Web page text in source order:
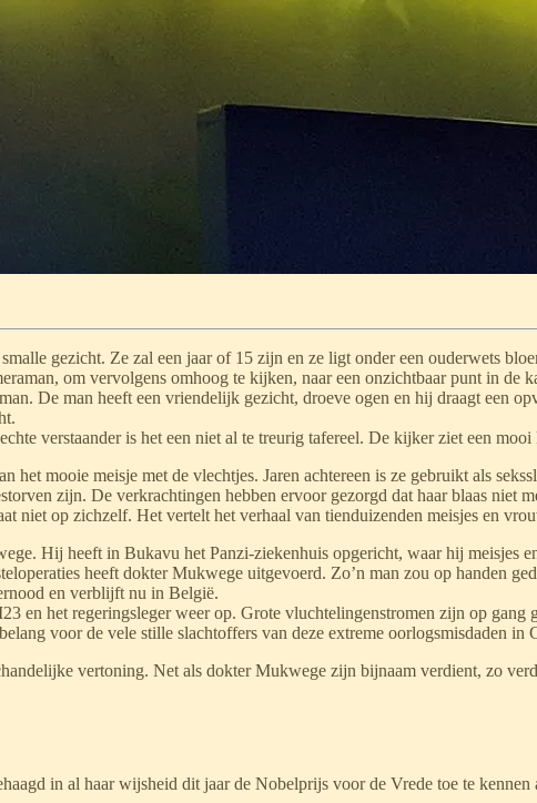
gezicht. Ze zal een jaar of 15 zijn en ze ligt onder een ouderwets
om vervolgens omhoog te kijken, naar een onzichtbaar punt in de
De man heeft een vriendelijk gezicht, droeve ogen en hij draagt een
verstaander is het een niet al te treurig tafereel. De kijker ziet een
mooie meisje met de vlechtjes. Jaren achtereen is ze gebruikt als
zijn. De verkrachtingen hebben ervoor gezorgd dat haar blaas niet
niet op zichzelf. Het vertelt het verhaal van tienduizenden meisjes en
Hij heeft in Bukavu het Panzi-ziekenhuis opgericht, waar hij meisjes
heeft dokter Mukwege uitgevoerd. Zo’n man zou op handen
en verblijft nu in België.
en het regeringsleger weer op. Grote vluchtelingenstromen zijn op gang
voor de vele stille slachtoffers van deze extreme oorlogsmisdaden in
vertoning. Net als dokter Mukwege zijn bijnaam verdient, zo
in al haar wijsheid dit jaar de Nobelprijs voor de Vrede toe te